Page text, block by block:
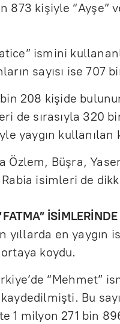
873 kişiyle “Ayşe”
ismini
sayısı ise 707
208 kişide
de sırasıyla 320
yaygın
Özlem, Büşra,
isimleri de
yıllarda en yaygın
ortaya koydu.
“Mehmet”
Bu
1 milyon 271 bin